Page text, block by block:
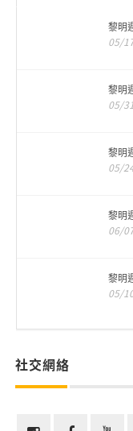
黎明
05/
黎明
05/
黎明
05/
黎明
06/
黎明
05/
社交網絡